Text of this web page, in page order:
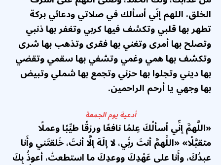
الخلق، اللهم إنّي أسألك في صلاتي ودعائي بركة
تطهر بها قلبي وتكشف فيها كربي وتغفر بها ذنبي
وتصلح بها أمرى وتغني بها فقرى وتذهب بها شرى
وتكشف بها همي وغمي وتشفي بها سقمي وتقضي
بها ديني وتجلوا بها حزني وتجمع بها شملي وتبيض
بها وجهي يا أرحم الراحمين.
أدعية يوم الجمعة
«اللَّهمَّ إنِّي أسألُكَ عِلمًا نافعًا ورزقًا طيِّبًا وعملًا
متقبَّلًا» «اللَّهمَّ أنتَ ربِّي، لا إلَهَ إلَّا أنتَ، خَلقتَني وأَنا
عبدُكَ، وأَنا على عَهْدِكَ ووعدِكَ ما استطعتُ، أعوذُ بِكَ